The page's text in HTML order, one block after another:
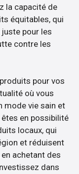
la capacité de
équitables, qui
pour les
contre les
pour vos
où vous
mode vie sain et
êtes en possibilité
locaux, qui
et réduisent
en achetant des
dans